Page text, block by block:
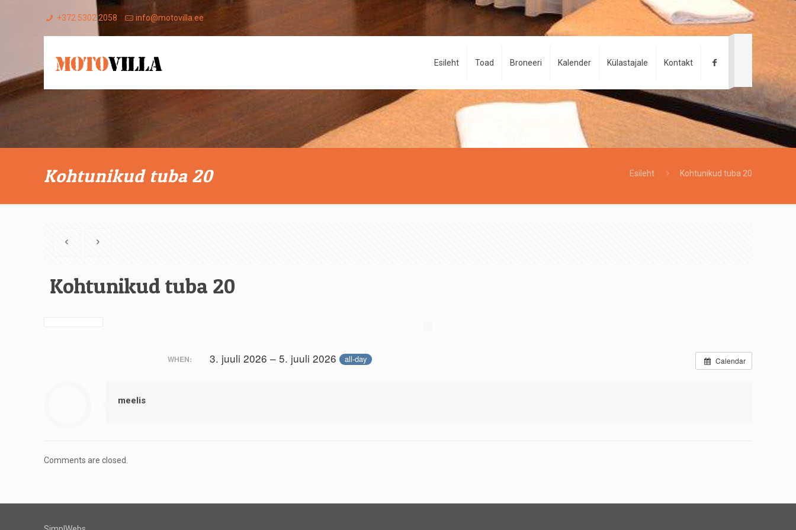
+372 5302 2058 info@motovilla.ee
Esileht Toad Broneeri Kalender Külastajale Kontakt
Kohtunikud tuba 20 Esileht Kohtunikud tuba 20
Kohtunikud tuba 20
Calendar
WHEN: 3. juuli 2026 – 5. juuli 2026 all-day
meelis
Comments are closed.